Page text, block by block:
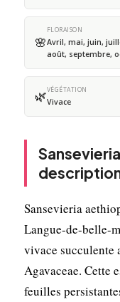
🌸
FLORAISON
Avril, mai, juin,
août, septembre,
🌿VÉGÉTATION
Vivace
Sansevieria
Langue-de-belle-
vivace succulente
Agavaceae. Cette
feuilles